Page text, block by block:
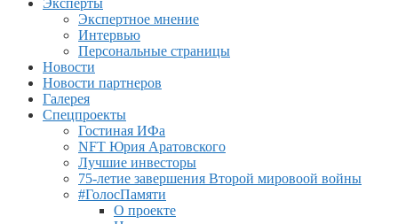
Эксперты
Экспертное мнение
Интервью
Персональные страницы
Новости
Новости партнеров
Галерея
Спецпроекты
Гостиная ИФа
NFT Юрия Аратовского
Лучшие инвесторы
75-летие завершения Второй мировоой войны
#ГолосПамяти
О проекте